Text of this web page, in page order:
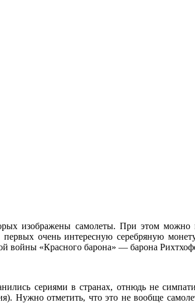
изображены самолеты. При этом
очень интересную серебряную
войны «Красного барона» — барона
сериями в странах, отнюдь не
Нужно отметить, что это не вообще